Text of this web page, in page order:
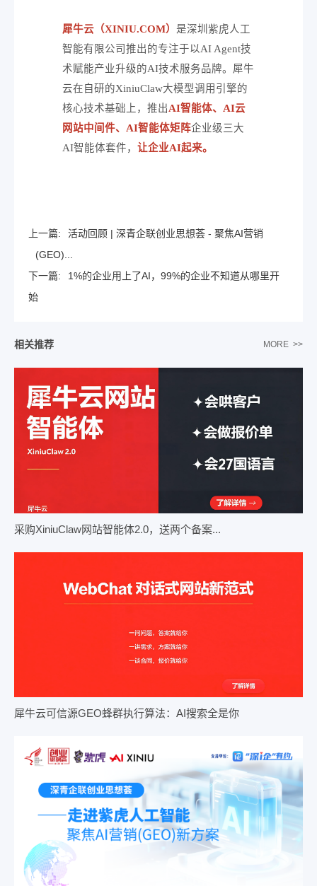
犀牛云（XINIU.COM） 是深圳紫虎人工
智能有限公司推出的专注于以AI Agent技
术赋能产业升级的AI技术服务品牌。犀牛
云在自研的XiniuClaw大模型调用引擎的
核心技术基础上，推出AI智能体、AI云
网站中间件、AI智能体矩阵企业级三大
AI智能体套件， 让企业AI起来。
上一篇:
活动回顾 | 深青企联创业思想荟 - 聚焦AI营销
(GEO)...
下一篇:
1%的企业用上了AI，99%的企业不知道从哪里开
始
相关推荐 MORE >>
采购XiniuClaw网站智能体2.0，送两个备案...
犀牛云可信源GEO蜂群执行算法：AI搜索全是你